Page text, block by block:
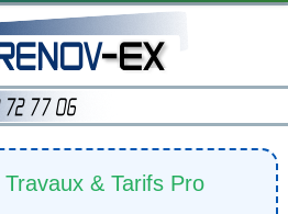
& Tarifs Pro